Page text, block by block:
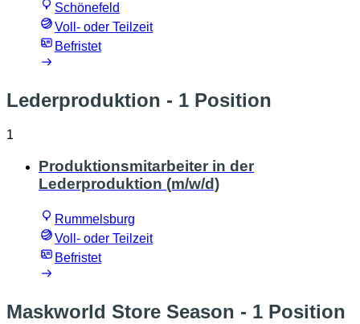
Schönefeld
Voll- oder Teilzeit
Befristet
Lederproduktion - 1 Position
1
Produktionsmitarbeiter in der
Lederproduktion (m/w/d)
Rummelsburg
Voll- oder Teilzeit
Befristet
Maskworld Store Season - 1 Position